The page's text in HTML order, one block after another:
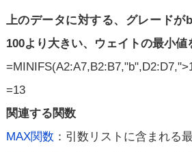
上のデータに対する、グレードが
100より大きい、ウェイトの最小値
=13
関連する関数
MAX関数 ：引数リストに含まれる